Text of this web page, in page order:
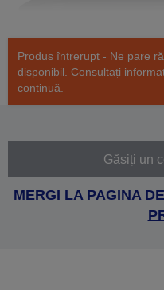
Produs întrerupt - Ne pare
disponibil. Consultați
continuă.
Găsiți un
MERGI LA PAGINA